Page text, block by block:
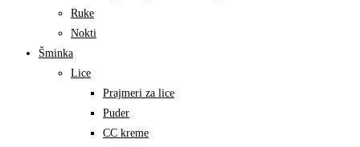
Ruke
Nokti
Šminka
Lice
Prajmeri za lice
Puder
CC kreme